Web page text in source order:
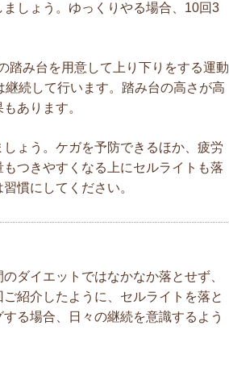
しょう。ゆっくりやる場合、10回3
踏み台を用意して上り下りをする運動
続して行います。踏み台の高さが高
あります。
ょう。ケガを予防できるほか、疲労
つきやすくなる上にセルライトも落
慣にしてください。
ダイエットではなかなか落とせず、
紹介したように、セルライトを落と
る場合、日々の継続を意識するよう